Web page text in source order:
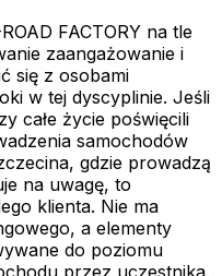
FACTORY na tle
zaangażowanie i
się z osobami
w tej dyscyplinie. Jeśli
całe życie poświęcili
samochodów
gdzie prowadzą
na uwagę, to
klienta. Nie ma
a elementy
do poziomu
przez uczestnika.